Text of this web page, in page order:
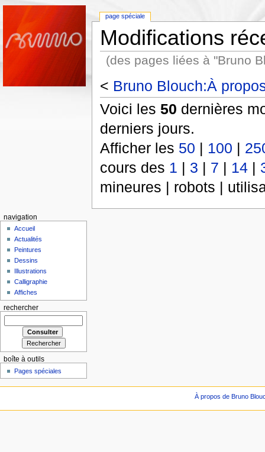
Modifications
(des pages liées à "Bruno
< Bruno Blouch:À
Voici les 50 dernières
derniers jours.
Afficher les 50 | 100 |
cours des 1 | 3 | 7 | 14|
mineures | robots |
page spéciale
navigation
Accueil
Actualités
Peintures
Dessins
Illustrations
Calligraphie
Affiches
rechercher
boîte à outils
Pages spéciales
À propos de Bruno